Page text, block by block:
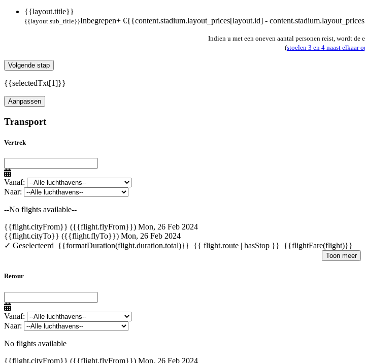
{{layout.title}}
{{layout.sub_title}}Inbegrepen+ €{{content.stadium.layout_prices[layout.id] -
Indien u met een oneven aantal personen reist, wordt
(stoelen 3 en 4 naast elkaar
Volgende stap
{{selectedTxt[1]}}
Aanpassen
Transport
Vertrek
Vanaf:
Naar:
--No flights available--
{{flight.cityFrom}} ({{flight.flyFrom}}) Mon, 26 Feb 2024
{{flight.cityTo}} ({{flight.flyTo}}) Mon, 26 Feb 2024
✓ Geselecteerd {{formatDuration(flight.duration.total)}} {{ flight.route | hasStop }} {{flightFare(flight)}}
Toon meer
Retour
Vanaf:
Naar:
No flights available
{{flight.cityFrom}} ({{flight.flyFrom}}) Mon, 26 Feb 2024